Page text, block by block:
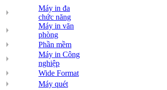
Máy in đa
chức năng
Máy in văn
phòng
Phần mềm
Máy in Công
nghiệp
Wide Format
Máy quét